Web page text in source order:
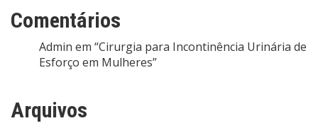
Comentários
Admin em “Cirurgia para Incontinência Urinária de
Esforço em Mulheres”
Arquivos